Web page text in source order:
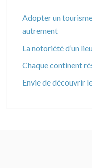
Adopter un
autrement
La notoriété d’un
Chaque continent
Envie de découvrir